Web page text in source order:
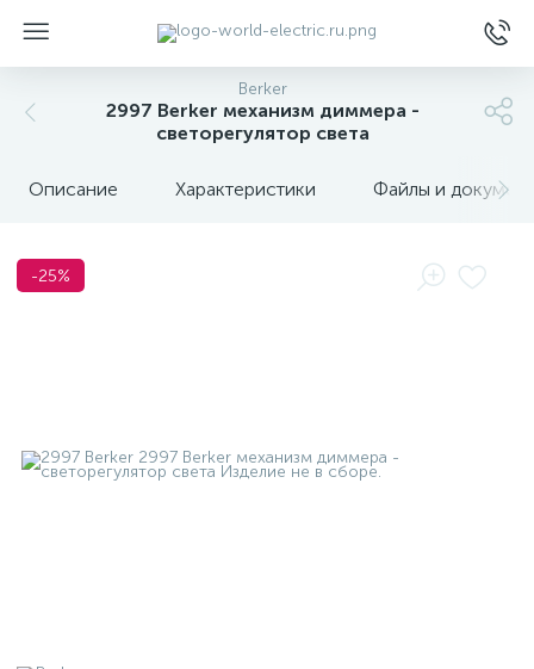
Berker
2997 Berker механизм диммера -
светорегулятор света
Описание Характеристики Файлы и
-25%